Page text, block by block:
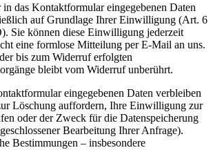
das Kontaktformular eingegebenen Daten
auf Grundlage Ihrer Einwilligung (Art. 6
Sie können diese Einwilligung jederzeit
eine formlose Mitteilung per E-Mail an uns.
bis zum Widerruf erfolgten
bleibt vom Widerruf unberührt.
eingegebenen Daten verbleiben
Löschung auffordern, Ihre Einwilligung zur
oder der Zweck für die Datenspeicherung
Bearbeitung Ihrer Anfrage).
Bestimmungen – insbesondere